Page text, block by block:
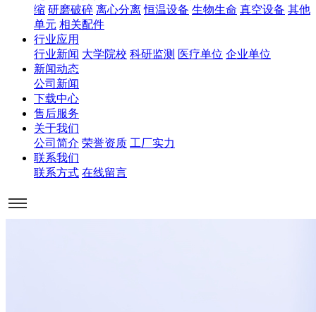
缩 研磨破碎 离心分离 恒温设备 生物生命 真空设备 其他
单元 相关配件
行业应用
行业新闻 大学院校 科研监测 医疗单位 企业单位
新闻动态
公司新闻
下载中心
售后服务
关于我们
公司简介 荣誉资质 工厂实力
联系我们
联系方式 在线留言